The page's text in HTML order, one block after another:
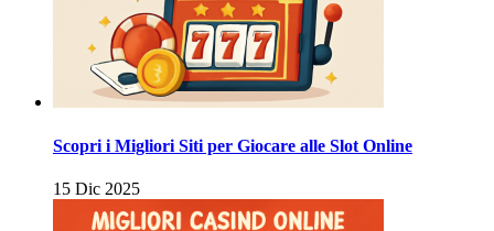
Scopri i Migliori Siti per Giocare alle Slot Online
15 Dic 2025